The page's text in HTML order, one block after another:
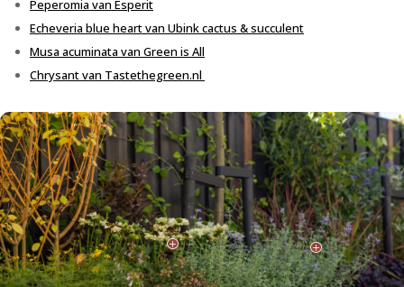
Peperomia van Esperit
Echeveria blue heart van Ubink cactus & succulent
Musa acuminata van Green is All
Chrysant van Tastethegreen.nl
P P